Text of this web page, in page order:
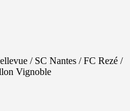
/ SC Nantes / FC Rezé /
Vignoble